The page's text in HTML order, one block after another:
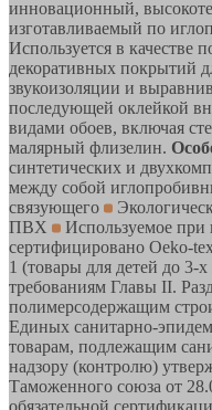
инновационный,
изготавливаемый по
Используется в качестве
декоративных покрытий
звукоизоляции и
последующей оклейкой
видами обоев, включая
малярный флизелин.
синтетических и
между собой
связующего
ПВХ
Используемое при
сертифицировано Oeko-
1 (товары для детей до 3-х
требованиям Главы II.
полимерсодержащим
Единых санитарно-
товарам, подлежащим
надзору (контролю)
Таможенного союза от
обязательной